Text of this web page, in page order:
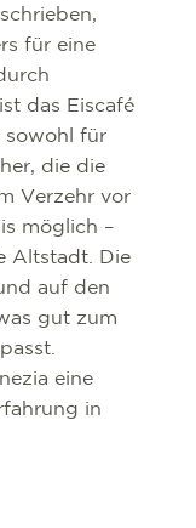
für eine
das Eiscafé
sowohl für
die die
Verzehr vor
möglich –
Altstadt. Die
auf den
gut zum
eine
in